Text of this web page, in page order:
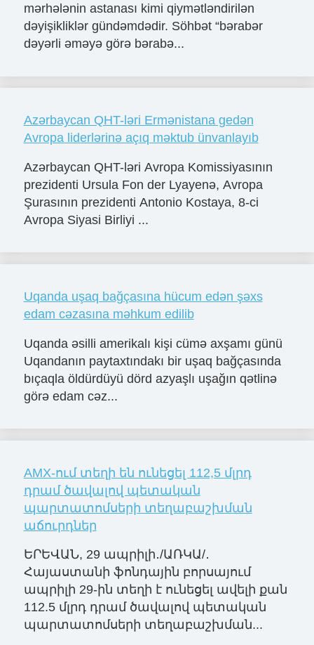
mərhələnin astanası kimi qiymətləndirilən
dəyişikliklər gündəmdədir. Söhbət “bərabər
dəyərli əməyə görə bərabə...
Azərbaycan QHT-ləri Ermənistana gedən
Avropa liderlərinə açıq məktub ünvanlayıb
Azərbaycan QHT-ləri Avropa Komissiyasının
prezidenti Ursula Fon der Lyayenə, Avropa
Şurasının prezidenti Antonio Kostaya, 8-ci
Avropa Siyasi Birliyi ...
Uqanda uşaq bağçasına hücum edən şəxs
edam cəzasına məhkum edilib
Uqanda əsilli amerikalı kişi cümə axşamı günü
Uqandanın paytaxtındakı bir uşaq bağçasında
bıçaqla öldürdüyü dörd azyaşlı uşağın qətlinə
görə edam cəz...
AMX-ում տեղի են ունեցել 112,5 մլրդ
դրամ ծավալով պետական
պարտատոմսերի տեղաբաշխման
աճուրդներ
ԵՐԵՎԱՆ, 29 ապրիլի․/ԱՌԿԱ/․
Հայաստանի ֆոնդային բորսայում
ապրիլի 29-ին տեղի է ունեցել ավելի քան
112.5 մլրդ դրամ ծավալով պետական
պարտատոմսերի տեղաբաշխման...